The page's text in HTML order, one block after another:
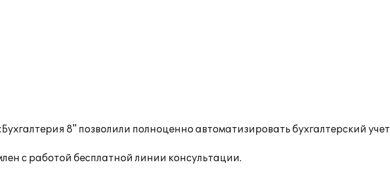
8" позволили полноценно автоматизировать бухгалтерский учет
с работой бесплатной линии консультации.